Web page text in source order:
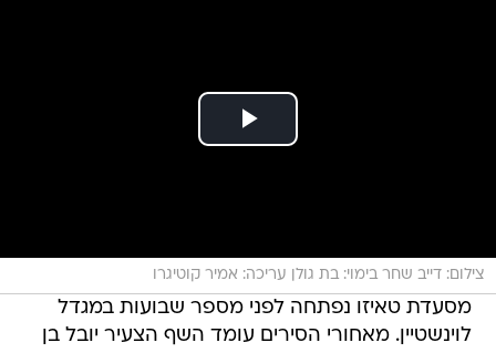
צילום: דייב שחר בימוי: בת גולן עריכה: אמיר קוטיגרו
מסעדת טאיזו נפתחה לפני מספר שבועות במגדל
לוינשטיין. מאחורי הסירים עומד השף הצעיר יובל בן